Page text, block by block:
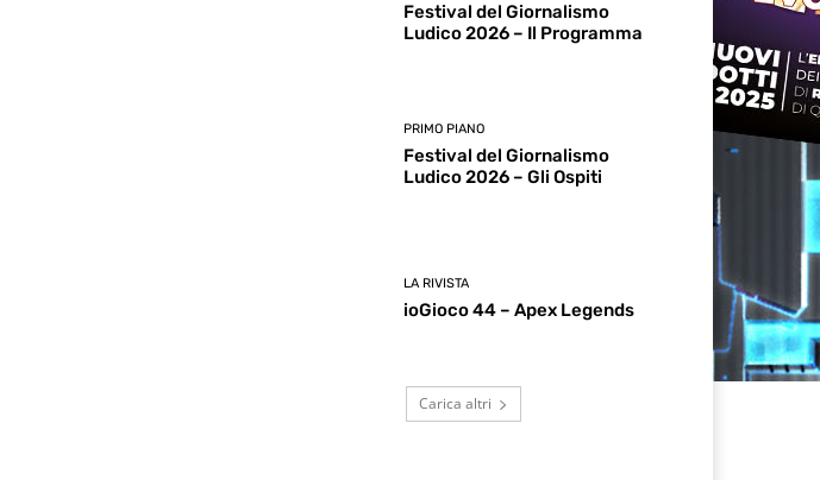
Festival del Giornalismo
Ludico 2026 – Il Programma
PRIMO PIANO
Festival del Giornalismo
Ludico 2026 – Gli Ospiti
LA RIVISTA
ioGioco 44 – Apex Legends
Carica altri